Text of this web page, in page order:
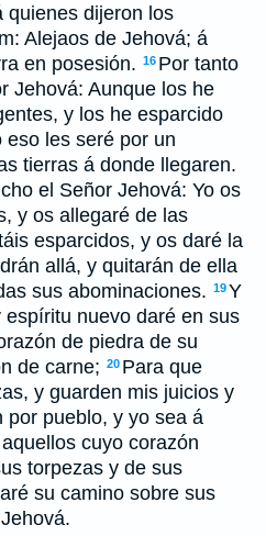
quienes dijeron los
Alejaos de Jehová; á
en posesión. 16 Por tanto
Jehová: Aunque los he
y los he esparcido
eso les seré por un
tierras á donde llegaren.
el Señor Jehová: Yo os
y os allegaré de las
esparcidos, y os daré la
allá, y quitarán de ella
sus abominaciones. 19Y
nuevo daré en sus
de piedra de su
de carne; 20 Para que
y guarden mis juicios y
por pueblo, y yo sea á
cuyo corazón
torpezas y de sus
su camino sobre sus